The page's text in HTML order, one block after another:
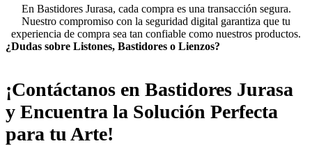
En Bastidores Jurasa, cada compra es una transacción segura.
Nuestro compromiso con la seguridad digital garantiza que tu
experiencia de compra sea tan confiable como nuestros productos.
¿Dudas sobre Listones, Bastidores o Lienzos?
¡Contáctanos en Bastidores Jurasa
y Encuentra la Solución Perfecta
para tu Arte!